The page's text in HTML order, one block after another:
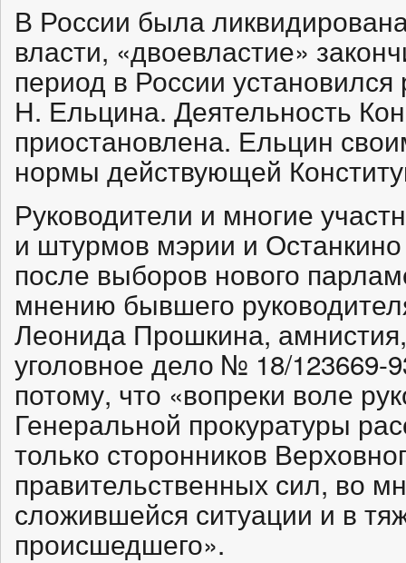
В России была
власти, «двоевластие»
период в России
Н. Ельцина. Деятельность
приостановлена. Ельцин
нормы действующей
Руководители и многие
и штурмов мэрии и
после выборов нового
мнению бывшего
Леонида Прошкина,
уголовное дело № 18/123669-
потому, что «вопреки воле
Генеральной прокуратуры
только сторонников
правительственных сил, во
сложившейся ситуации и в
происшедшего».